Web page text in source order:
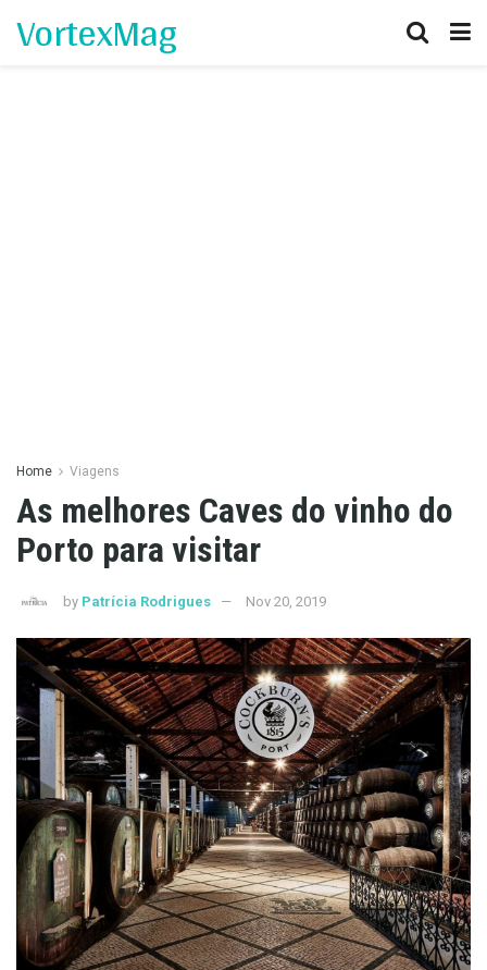
VortexMag
Home Viagens
As melhores Caves do vinho do
Porto para visitar
by Patrícia Rodrigues Nov 20, 2019